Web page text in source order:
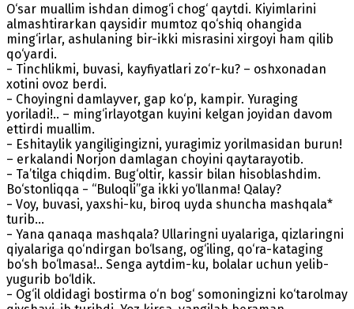
O‘sar muallim ishdan dimog‘i chog‘ qaytdi. Kiyimlarini
almashtirarkan qaysidir mumtoz qo‘shiq ohangida
ming‘irlar, ashulaning bir-ikki misrasini xirgoyi ham qilib
qo‘yardi.
− Tinchlikmi, buvasi, kayfiyatlari zo‘r-ku? – oshxonadan
xotini ovoz berdi.
− Choyingni damlayver, gap ko‘p, kampir. Yuraging
yoriladi!.. – ming‘irlayotgan kuyini kelgan joyidan davom
ettirdi muallim.
− Eshitaylik yangiligingizni, yuragimiz yorilmasidan burun!
– erkalandi Norjon damlagan choyini qaytarayotib.
− Ta’tilga chiqdim. Bug‘oltir, kassir bilan hisoblashdim.
Bo‘stonliqqa − “Buloqli”ga ikki yo‘llanma! Qalay?
− Voy, buvasi, yaxshi-ku, biroq uyda shuncha mashqala*
turib…
− Yana qanaqa mashqala? Ullaringni uyalariga, qizlaringni
qiyalariga qo‘ndirgan bo‘lsang, og‘iling, qo‘ra-kataging
bo‘sh bo‘lmasa!.. Senga aytdim-ku, bolalar uchun yelib-
yugurib bo‘ldik.
− Og‘il oldidagi bostirma o‘n bog‘ somoningizni ko‘tarolmay